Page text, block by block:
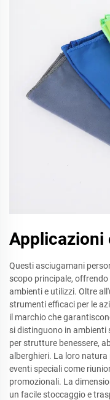
Applicazioni
Questi asciugamani
scopo principale,
ambienti e utilizzi. Oltre
strumenti efficaci per le
il marchio che
si distinguono in ambienti
per strutture benessere,
alberghieri. La loro
eventi speciali come
promozionali. La
un facile stoccaggio e